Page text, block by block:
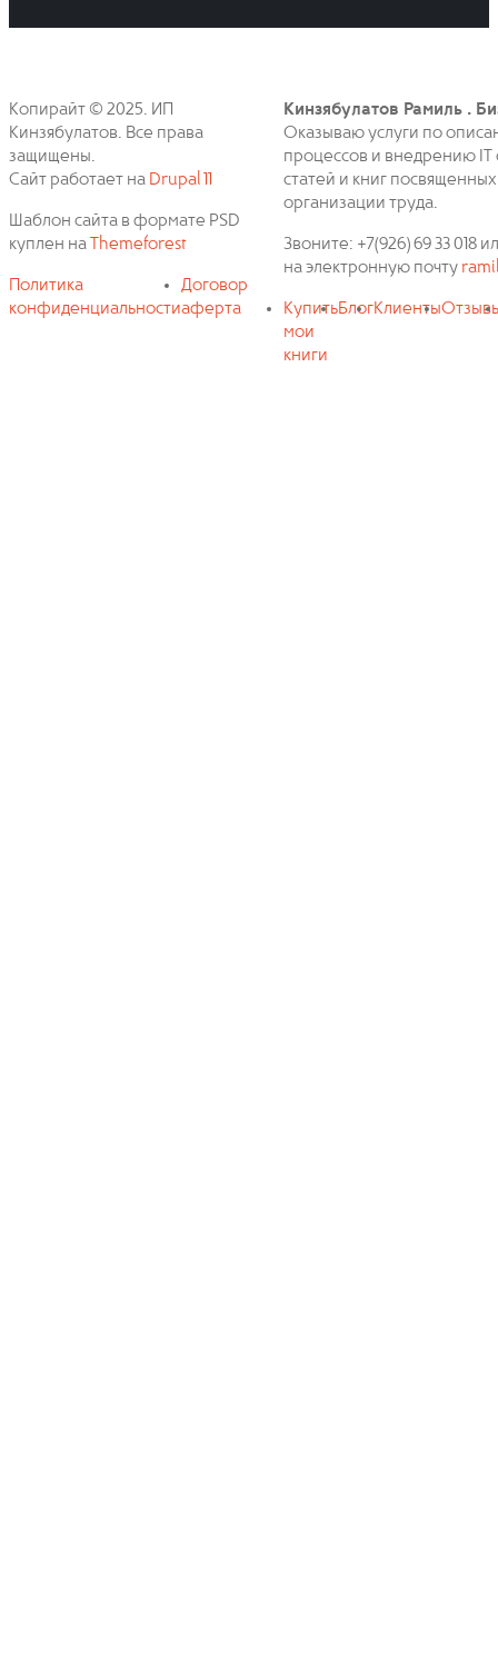
Копирайт © 2025. ИП
Кинзябулатов. Все права
защищены.
Сайт работает на Drupal 11
Шаблон сайта в формате PSD
куплен на
Themeforest
Политика
конфиденциальности
Договор
аферта
Кинзябулатов Рамиль .
Оказываю услуги по
процессов и внедрению IT
статей и книг
организации труда.
Звоните: +7(926) 69 33 018
на электронную почту
Купить
мои
книги
БлогКлиенты